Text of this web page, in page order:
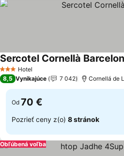
3 Počet hviezdičiek
Hotel
Sercotel Cornellà
8,5 Vynikajúce 7 042 Cornellá de
Od 70 €
Pozrieť ceny z(o) 8 stránok
Obľúbená voľba